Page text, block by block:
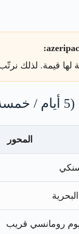
قيمة. لذلك نرتّب
المحور